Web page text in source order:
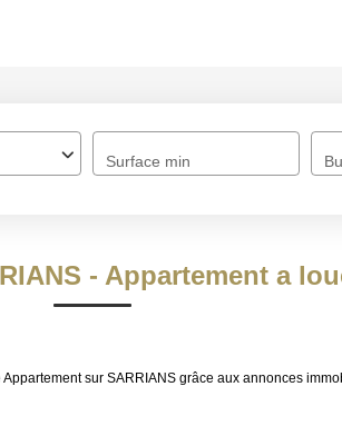
À VENDRE
NOS MÉTIERS
Surface min
- Appartement a
sur SARRIANS grâce aux annonces